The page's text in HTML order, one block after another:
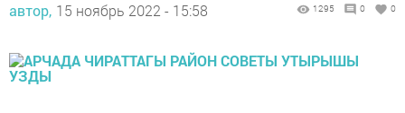
автор, 15 ноябрь 2022 - 15:58 1295 0 0